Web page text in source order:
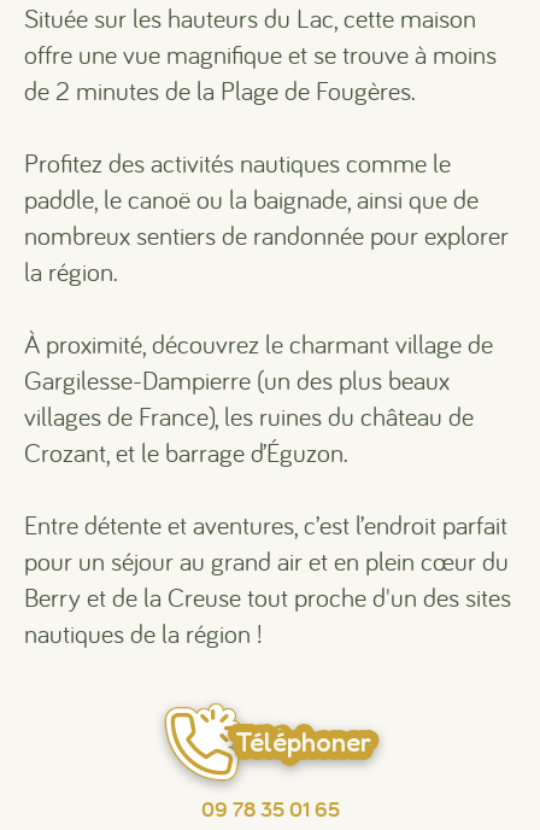
Située sur les hauteurs du Lac, cette maison
offre une vue magnifique et se trouve à moins
de 2 minutes de la Plage de Fougères.
Profitez des activités nautiques comme le
paddle, le canoë ou la baignade, ainsi que de
nombreux sentiers de randonnée pour explorer
la région.
À proximité, découvrez le charmant village de
Gargilesse-Dampierre (un des plus beaux
villages de France), les ruines du château de
Crozant, et le barrage d’Éguzon.
Entre détente et aventures, c’est l’endroit parfait
pour un séjour au grand air et en plein cœur du
Berry et de la Creuse tout proche d'un des sites
nautiques de la région !
Téléphoner
09 78 35 01 65